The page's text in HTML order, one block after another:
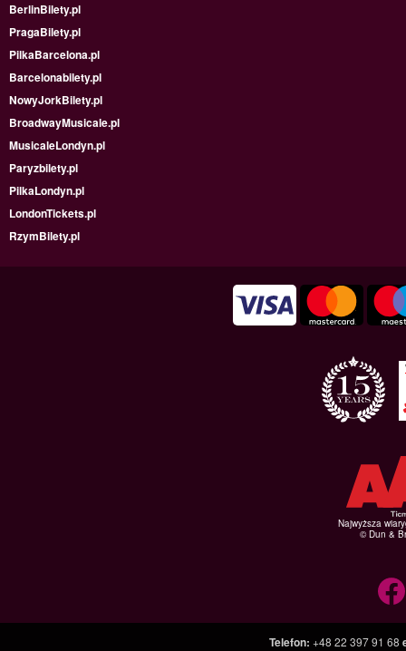
BerlinBilety.pl
PragaBilety.pl
PilkaBarcelona.pl
Barcelonabilety.pl
NowyJorkBilety.pl
BroadwayMusicale.pl
MusicaleLondyn.pl
Paryzbilety.pl
PilkaLondyn.pl
LondonTickets.pl
RzymBilety.pl
Najwyższa
© Dun &
Telefon: +48 22 397 91 68